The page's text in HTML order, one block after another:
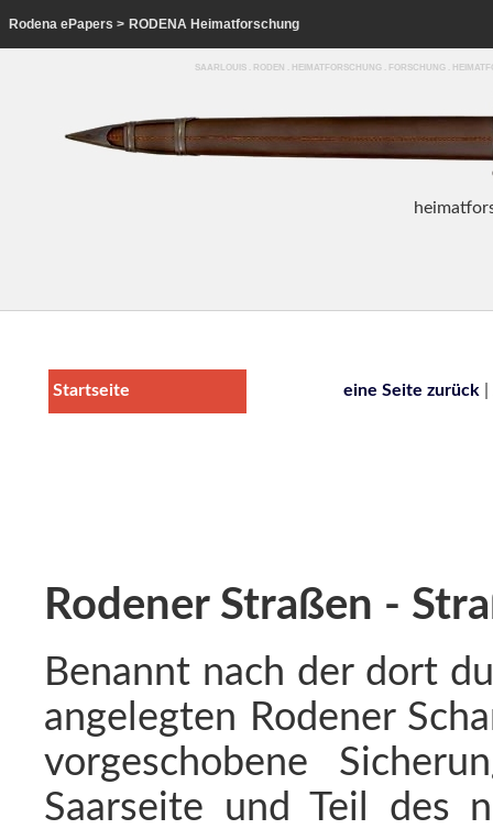
Rodena ePapers > RODENA Heimatforschung
SAARLOUIS . RODEN . HEIMATFORSCHUNG . FORSCHUNG .
heim
Startseite eine Seite zurück
Rodener Straßen -
Benannt nach der dort
angelegten Rodener
vorgeschobene
Saarseite und Teil des